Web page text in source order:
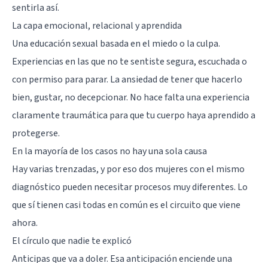
sentirla así.
La capa emocional, relacional y aprendida
Una educación sexual basada en el miedo o la culpa.
Experiencias en las que no te sentiste segura, escuchada o
con permiso para parar. La ansiedad de tener que hacerlo
bien, gustar, no decepcionar. No hace falta una experiencia
claramente traumática para que tu cuerpo haya aprendido a
protegerse.
En la mayoría de los casos no hay una sola causa
Hay varias trenzadas, y por eso dos mujeres con el mismo
diagnóstico pueden necesitar procesos muy diferentes. Lo
que sí tienen casi todas en común es el circuito que viene
ahora.
El círculo que nadie te explicó
Anticipas que va a doler. Esa anticipación enciende una